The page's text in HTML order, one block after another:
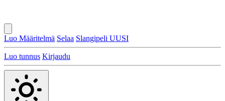
Luo Määritelmä Selaa Slangipeli UUSI
Luo tunnus Kirjaudu